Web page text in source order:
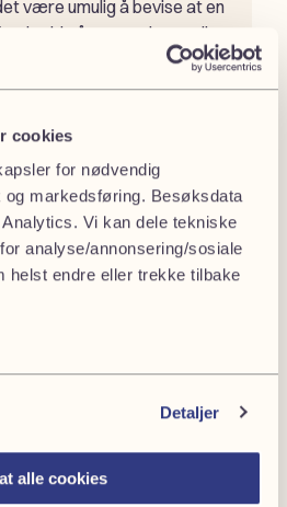
cookies
for nødvendig
markedsføring. Besøksdata
Vi kan dele tekniske
analyse/annonsering/sosiale
helst endre eller trekke tilbake
Detaljer
alle cookies
være umulig å bevise at en
på arv – selv om alle